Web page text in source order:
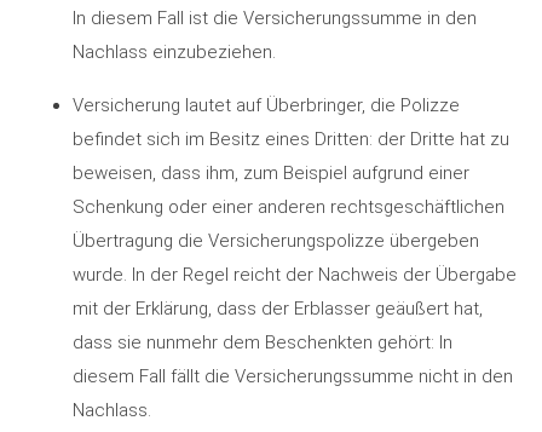
In diesem Fall ist die Versicherungssumme in den
Nachlass einzubeziehen.
Versicherung lautet auf Überbringer, die Polizze
befindet sich im Besitz eines Dritten: der Dritte hat zu
beweisen, dass ihm, zum Beispiel aufgrund einer
Schenkung oder einer anderen rechtsgeschäftlichen
Übertragung die Versicherungspolizze übergeben
wurde. In der Regel reicht der Nachweis der Übergabe
mit der Erklärung, dass der Erblasser geäußert hat,
dass sie nunmehr dem Beschenkten gehört: In
diesem Fall fällt die Versicherungssumme nicht in den
Nachlass.